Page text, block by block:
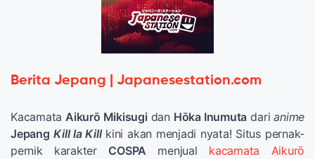
Berita Jepang | Japanesestation.com
Kacamata Aikurō Mikisugi dan Hōka Inumuta darianime
Jepang Kill la Killkini akan menjadi nyata! Situs pernak-
pernik karakter COSPA menjual kacamata Aikurō